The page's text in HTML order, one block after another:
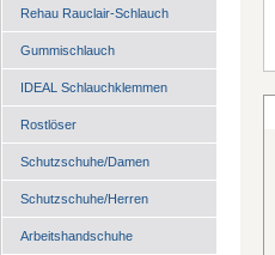
Rehau Rauclair-Schlauch
Gummischlauch
IDEAL Schlauchklemmen
Rostlöser
Schutzschuhe/Damen
Schutzschuhe/Herren
Arbeitshandschuhe